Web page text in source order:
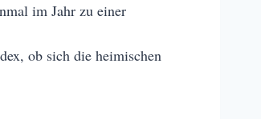
im Jahr zu einer
ob sich die heimischen